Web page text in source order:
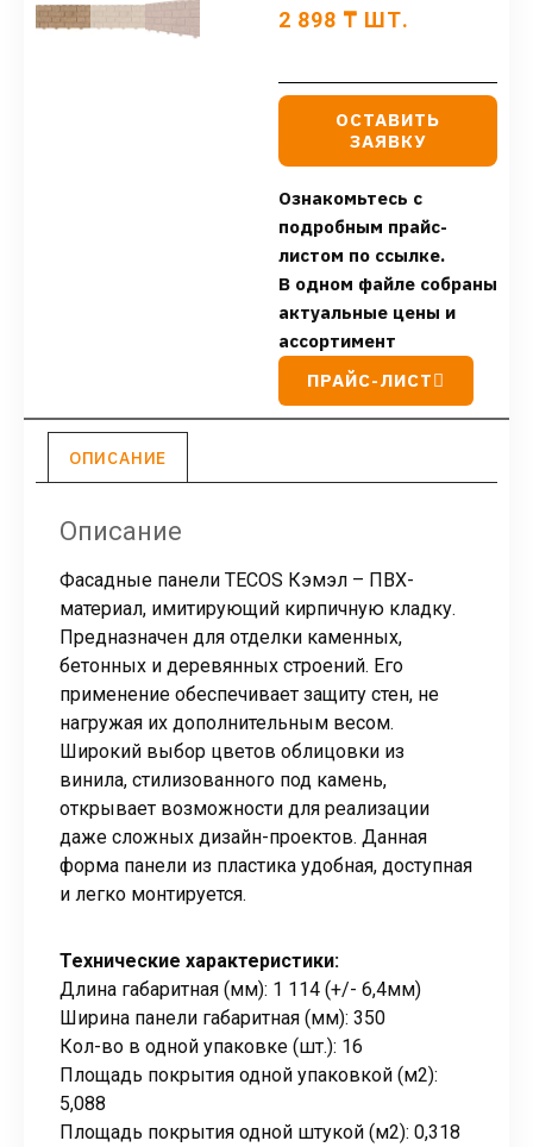
2 898 ₸ ШТ.
ОСТАВИТЬ
ЗАЯВКУ
Ознакомьтесь с
подробным прайс-
листом по ссылке.
В одном файле собраны
актуальные цены и
ассортимент
ПРАЙС-ЛИСТ
ОПИСАНИЕ
Описание
Фасадные панели TECOS Кэмэл – ПВХ-
материал, имитирующий кирпичную кладку.
Предназначен для отделки каменных,
бетонных и деревянных строений. Его
применение обеспечивает защиту стен, не
нагружая их дополнительным весом.
Широкий выбор цветов облицовки из
винила, стилизованного под камень,
открывает возможности для реализации
даже сложных дизайн-проектов. Данная
форма панели из пластика удобная, доступная
и легко монтируется.
Технические характеристики:
Длина габаритная (мм): 1 114 (+/- 6,4мм)
Ширина панели габаритная (мм): 350
Кол-во в одной упаковке (шт.): 16
Площадь покрытия одной упаковкой (м2):
5,088
Площадь покрытия одной штукой (м2): 0,318